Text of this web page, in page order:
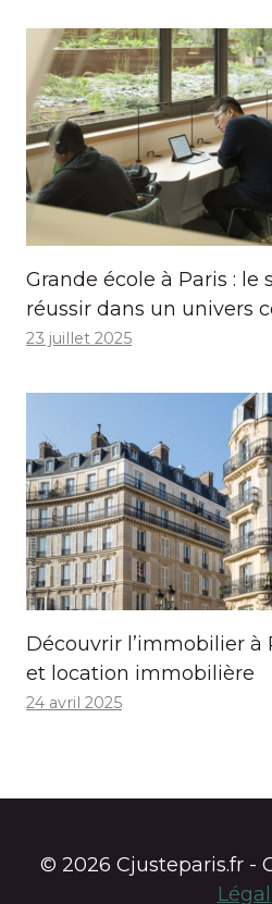
Grande école à Paris : le
réussir dans un univers
23 juillet 2025
Découvrir l’immobilier à
et location immobilière
24 avril 2025
© 2026 Cjusteparis.fr -
Légal